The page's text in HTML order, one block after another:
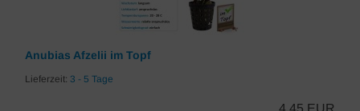
Anubias Afzelii im Topf
Lieferzeit: 3 - 5 Tage
4,45 EUR